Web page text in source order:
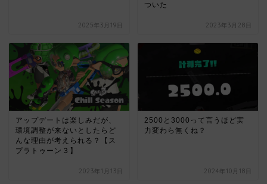
2025年3月19日
ついた
2023年3月28日
アップデートは楽しみだが、
環境調整が来ないとしたらど
んな理由が考えられる？【ス
プラトゥーン３】
2023年1月13日
2500と3000って言うほど実
力変わら無くね？
2024年10月18日